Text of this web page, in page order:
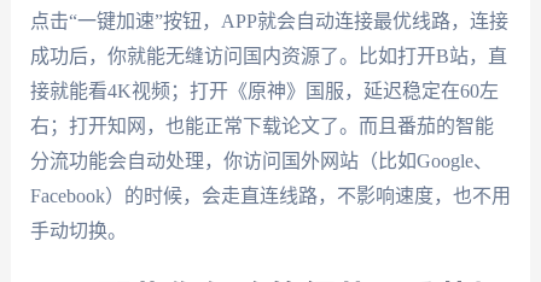
点击“一键加速”按钮，APP就会自动连接最优线路，连接
成功后，你就能无缝访问国内资源了。比如打开B站，直
接就能看4K视频；打开《原神》国服，延迟稳定在60左
右；打开知网，也能正常下载论文了。而且番茄的智能
分流功能会自动处理，你访问国外网站（比如Google、
Facebook）的时候，会走直连线路，不影响速度，也不用
手动切换。